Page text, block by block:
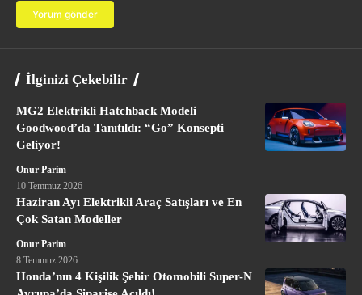
İlginizi Çekebilir
MG2 Elektrikli Hatchback Modeli
Goodwood’da Tanıtıldı: “Go” Konsepti
Geliyor!
Onur Parim
10 Temmuz 2026
Haziran Ayı Elektrikli Araç Satışları ve En
Çok Satan Modeller
Onur Parim
8 Temmuz 2026
Honda’nın 4 Kişilik Şehir Otomobili Super-N